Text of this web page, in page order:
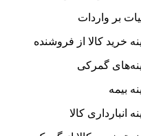
بر واردات
خرید کالا از فروشنده
گمرکی
بیمه
انبارداری کالا